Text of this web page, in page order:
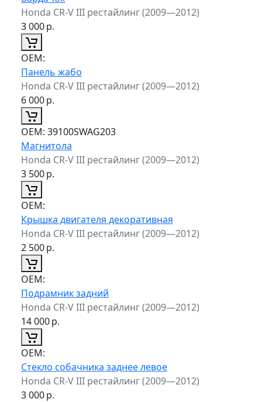
Honda CR-V III рестайлинг (2009—2012)
3 000р.
ОЕМ:
Панель жабо
Honda CR-V III рестайлинг (2009—2012)
6 000р.
ОЕМ: 39100SWAG203
Магнитола
Honda CR-V III рестайлинг (2009—2012)
3 500р.
ОЕМ:
Крышка двигателя декоративная
Honda CR-V III рестайлинг (2009—2012)
2 500р.
ОЕМ:
Подрамник задний
Honda CR-V III рестайлинг (2009—2012)
14 000р.
ОЕМ:
Стекло собачника заднее левое
Honda CR-V III рестайлинг (2009—2012)
3 000р.